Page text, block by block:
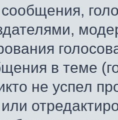
в теме
не успел